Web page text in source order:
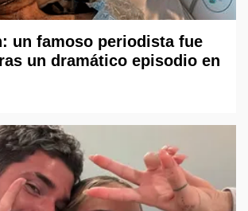
un famoso periodista fue
un dramático episodio en